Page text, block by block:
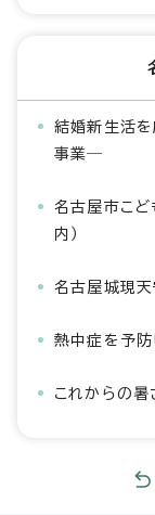
結婚新生活
事業―
名古屋市こど
内）
名古屋城現
熱中症を予防
これからの暑